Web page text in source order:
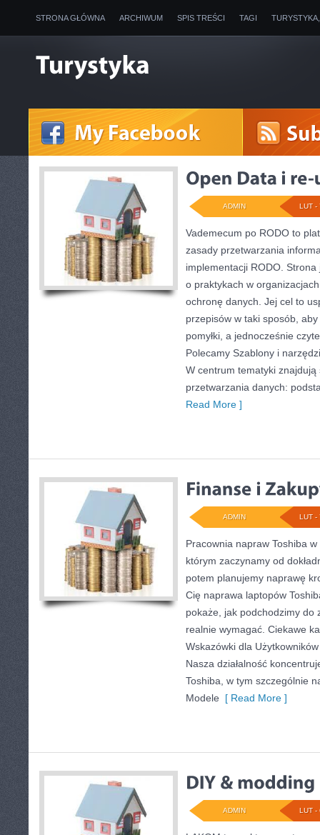
STRONA GŁÓWNA ARCHIWUM SPIS TREŚCI TAGI
LUT -
ADMIN
Vademecum po RODO to
zasady przetwarzania
implementacji RODO.
o praktykach w
ochronę danych. Jej cel to
przepisów w taki sposób,
pomyłki, a jednocześnie
Polecamy Szablony i
W centrum tematyki znajdują
przetwarzania danych:
Read More ]
LUT -
ADMIN
Pracownia napraw Toshiba
którym zaczynamy od
potem planujemy naprawę
Cię naprawa laptopów
pokaże, jak podchodzimy do
realnie wymagać. Ciekawe
Wskazówki dla
Nasza działalność
Toshiba, w tym szczególnie
Modele [ Read More ]
LUT -
ADMIN